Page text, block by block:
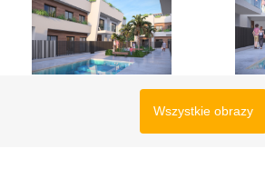
Wszystkie obrazy